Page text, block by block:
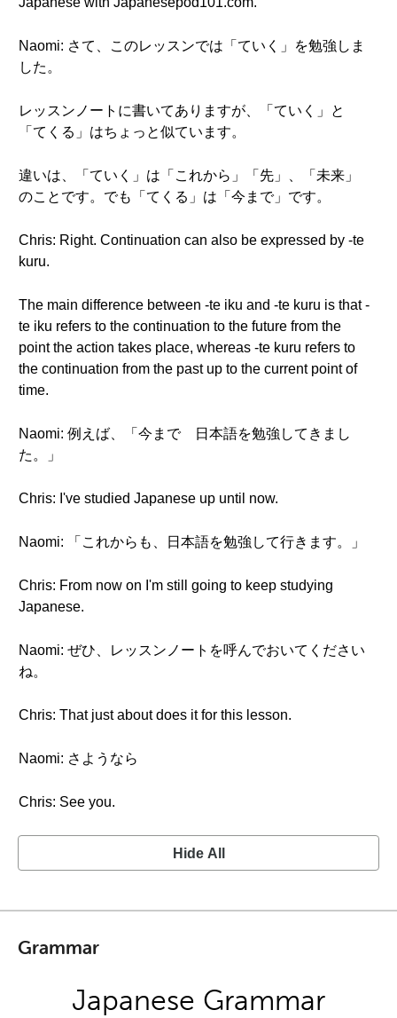
Naomi: さて、このレッスンでは「ていく」を勉強しま
した。
レッスンノートに書いてありますが、「ていく」と
「てくる」はちょっと似ています。
違いは、「ていく」は「これから」「先」、「未来」
のことです。でも「てくる」は「今まで」です。
Chris: Right. Continuation can also be expressed by -te
kuru.
The main difference between -te iku and -te kuru is that -
te iku refers to the continuation to the future from the
point the action takes place, whereas -te kuru refers to
the continuation from the past up to the current point of
time.
Naomi: 例えば、「今まで 日本語を勉強してきまし
た。」
Chris: I've studied Japanese up until now.
Naomi: 「これからも、日本語を勉強して行きます。」
Chris: From now on I'm still going to keep studying
Japanese.
Naomi: ぜひ、レッスンノートを呼んでおいてください
ね。
Chris: That just about does it for this lesson.
Naomi: さようなら
Chris: See you.
Hide All
Grammar
Japanese Grammar